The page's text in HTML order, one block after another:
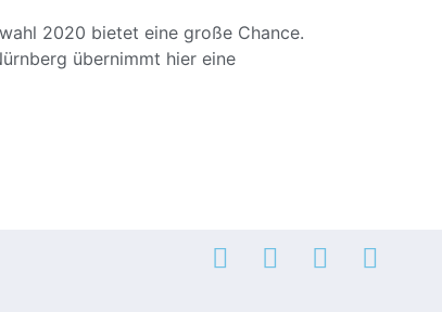
2020 bietet eine große Chance.
übernimmt hier eine